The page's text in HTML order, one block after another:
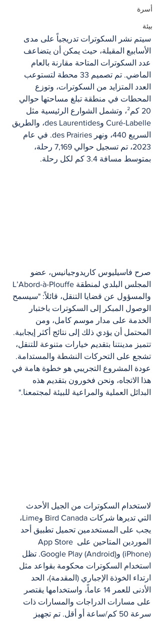
أسرة
بيئة
سيتم نشر السكوترات تدريجياً على مدى
الأسابيع المقبلة، حيث يمكن أن يتضاعف
عدد السكوترات المتاحة مقارنة بالعام
الماضي. تم تصميم 33 محطة لتستوعب
العدد المتزايد من السكوترات، وتوزع
المحطات في منطقة تبلغ مساحتها حوالي
20 كم²، وتشمل الشوارع الرئيسية مثل
Curé-Labelle وdes Laurentides، والطريق
السريع 440، ونهر des Prairies. في عام
2023، تم تسجيل حوالي 7,169 رحلة،
بمتوسط مسافة 3.4 كم لكل رحلة.
صرح فاسيليوس كاريدوجيانيس، عضو
والمسؤول عن قضايا التنقل، قائلاً: "سيسمح
الوصول المبكر إلى السكوترات باختبار
الخدمة على مدار موسم كامل، ومن
المحتمل أن يؤدي ذلك إلى نتائج أكثر إيجابية.
تتميز مدينتنا بتقديم خيارات متنوعة للتنقل،
تشجع على التحركات النشطة والمستدامة.
عودة المشروع التجريبي هو خطوة هامة في
هذا الاتجاه، ونحن فخورون بتقديم هذه
البدائل العملية والمراعية للبيئة لمجتمعنا."
لاستخدام السكوترات من الجيل الأحدث
التي تديرها شركات Bird Canada وLime،
يجب على المستخدمين تحميل تطبيق أحد
الموردين المتاحين على App Store
(iPhone) وGoogle Play (Android). تظل
استخدام السكوترات محكومة بقواعد مثل
ارتداء الخوذة الإجباري (المقدمة)، الحد
الأدنى للعمر 14 عاماً، واستخدامها يقتصر
على مسارات الدراجات والمسارات ذات
سرعة 50 كم/ساعة أو أقل. تم تجهيز